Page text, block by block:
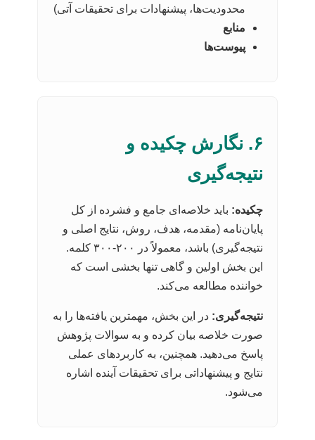
محدودیت‌ها، پیشنهادات برای تحقیقات آتی)
منابع
پیوست‌ها
۶. نگارش چکیده و
نتیجه‌گیری
چکیده: باید خلاصه‌ای جامع و فشرده از کل
پایان‌نامه (مقدمه، هدف، روش، نتایج اصلی و
نتیجه‌گیری) باشد، معمولاً در ۲۰۰-۳۰۰ کلمه.
این بخش اولین و گاهی تنها بخشی است که
خواننده مطالعه می‌کند.
نتیجه‌گیری: در این بخش، مهمترین یافته‌ها را به
صورت خلاصه بیان کرده و به سوالات پژوهش
پاسخ می‌دهید. همچنین، به کاربردهای عملی
نتایج و پیشنهاداتی برای تحقیقات آینده اشاره
می‌شود.